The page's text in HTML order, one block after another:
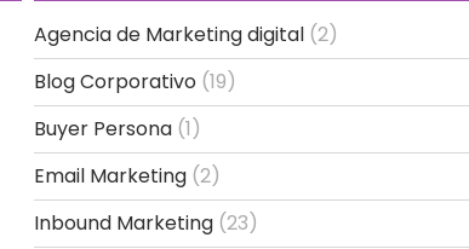
Agencia de Marketing digital(2)
Blog Corporativo (19)
Buyer Persona(1)
Email Marketing(2)
Inbound Marketing(23)